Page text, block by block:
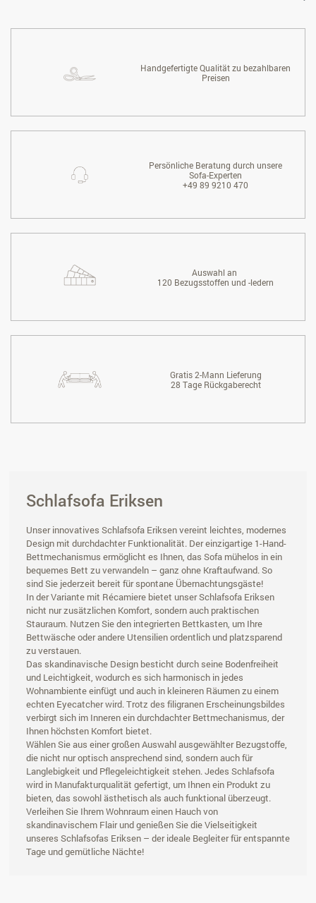
Handgefertigte Qualität zu bezahlbaren
Preisen
Persönliche Beratung durch unsere
Sofa-Experten
+49 89 9210 470
Auswahl an
120 Bezugsstoffen und -ledern
Gratis 2-Mann Lieferung
28 Tage Rückgaberecht
Schlafsofa Eriksen
Unser innovatives Schlafsofa Eriksen vereint leichtes, modernes
Design mit durchdachter Funktionalität. Der einzigartige 1-Hand-
Bettmechanismus ermöglicht es Ihnen, das Sofa mühelos in ein
bequemes Bett zu verwandeln – ganz ohne Kraftaufwand. So
sind Sie jederzeit bereit für spontane Übernachtungsgäste!
In der Variante mit Récamiere bietet unser Schlafsofa Eriksen
nicht nur zusätzlichen Komfort, sondern auch praktischen
Stauraum. Nutzen Sie den integrierten Bettkasten, um Ihre
Bettwäsche oder andere Utensilien ordentlich und platzsparend
zu verstauen.
Das skandinavische Design besticht durch seine Bodenfreiheit
und Leichtigkeit, wodurch es sich harmonisch in jedes
Wohnambiente einfügt und auch in kleineren Räumen zu einem
echten Eyecatcher wird. Trotz des filigranen Erscheinungsbildes
verbirgt sich im Inneren ein durchdachter Bettmechanismus, der
Ihnen höchsten Komfort bietet.
Wählen Sie aus einer großen Auswahl ausgewählter Bezugstoffe,
die nicht nur optisch ansprechend sind, sondern auch für
Langlebigkeit und Pflegeleichtigkeit stehen. Jedes Schlafsofa
wird in Manufakturqualität gefertigt, um Ihnen ein Produkt zu
bieten, das sowohl ästhetisch als auch funktional überzeugt.
Verleihen Sie Ihrem Wohnraum einen Hauch von
skandinavischem Flair und genießen Sie die Vielseitigkeit
unseres Schlafsofas Eriksen – der ideale Begleiter für entspannte
Tage und gemütliche Nächte!